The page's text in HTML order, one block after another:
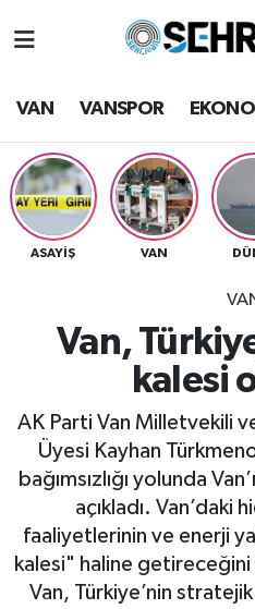
VAN VANSPOR
ASAYİŞ VAN
Van,
kalesi
AK Parti Van Milletvekili
Üyesi Kayhan
bağımsızlığı yolunda
açıkladı. Van’daki
faaliyetlerinin ve enerji
kalesi" haline
Van, Türkiye’nin
Van Hava Durumu
VAN Namaz Vakitleri
Van Trafik Yoğunluk
Süper Lig Puan
Tüm Manşetler
Son Dakika Haberleri
Haber Arşivi